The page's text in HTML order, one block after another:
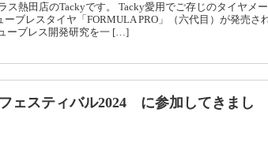
ス熱田店のTackyです。 Tacky愛用でご存じのタイヤメー
ブレスタイヤ「FORMULA PRO」（六代目）が発売さ
ーブレス開発研究を一 […]
ェスティバル2024 に参加してきまし